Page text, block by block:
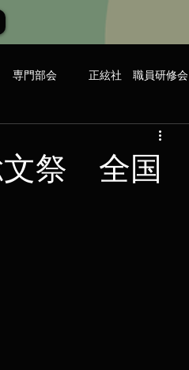
専門部会 正絃社 職員研修会
文祭 全国